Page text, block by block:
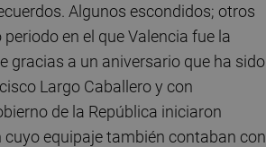
Algunos escondidos; otros
en el que Valencia fue la
gracias a un aniversario que ha sido
Largo Caballero y con
de la República iniciaron
equipaje también contaban con